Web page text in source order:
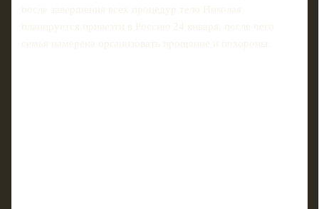
после завершения всех процедур тело Николая
планируется привезти в Россию 24 января, после чего
семья намерена организовать прощание и похороны.